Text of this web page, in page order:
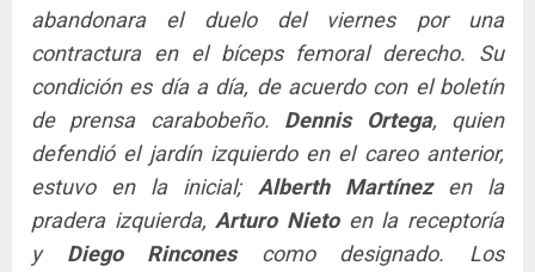
abandonara el duelo del viernes por una
contractura en el bíceps femoral derecho. Su
condición es día a día, de acuerdo con el boletín
de prensa carabobeño. Dennis Ortega, quien
defendió el jardín izquierdo en el careo anterior,
estuvo en la inicial; Alberth Martínez en la
pradera izquierda, Arturo Nietoen la receptoría
y Diego Rinconescomo designado. Los